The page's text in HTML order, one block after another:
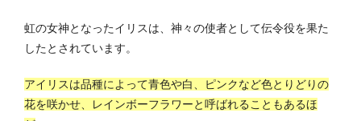
虹の女神となったイリスは、神々の使者として伝令役を果た
したとされています。
アイリスは品種によって青色や白、ピンクなど色とりどりの
花を咲かせ、レインボーフラワーと呼ばれることもあるほ